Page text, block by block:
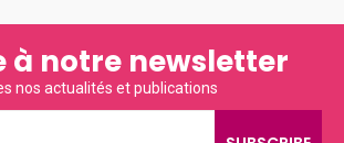
à notre newsletter
nos actualités et publications